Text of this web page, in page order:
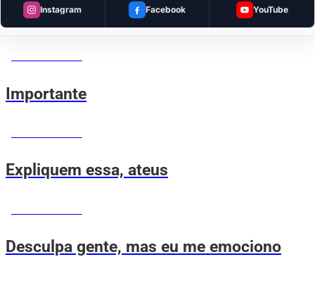
Instagram Facebook YouTube
Fofoqueiro desde criança
Importante
Expliquem essa, ateus
Desculpa gente, mas eu me emociono